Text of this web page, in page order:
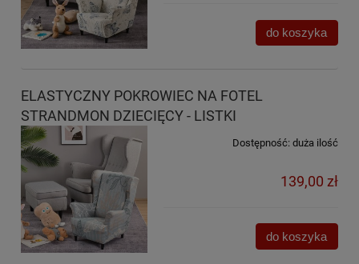
do koszyka
ELASTYCZNY POKROWIEC NA FOTEL
STRANDMON DZIECIĘCY - LISTKI
Dostępność: duża ilość
139,00 zł
do koszyka